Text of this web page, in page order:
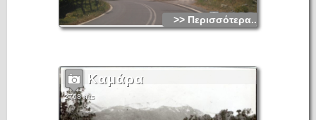
>> Περισσότερα...
Καμάρα
2768 hits